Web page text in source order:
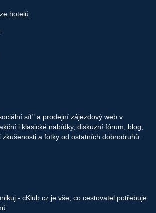
hotelů
síť" a prodejní zájezdový web v
i klasické nabídky, diskuzní fórum, blog,
zkušenosti a fotky od ostatních dobrodruhů.
- cKlub.cz je vše, co cestovatel potřebuje